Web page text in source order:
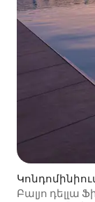
Բալյո դելլա